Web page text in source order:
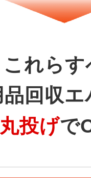
これらす
回収エ
丸投げで